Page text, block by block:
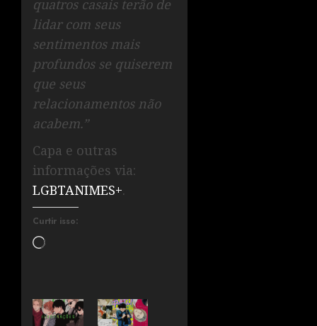
quatros casais terão de
lidar com seus
sentimentos mais
profundos se quiserem
que seus
relacionamentos não
acabem.”
Capa e outras
informações via:
LGBTANIMES+.
Curtir isso: